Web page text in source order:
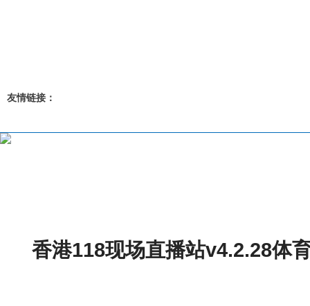
友情链接：
香港118现场直播站v4.2.28体